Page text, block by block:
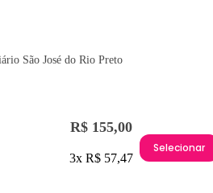
São José do Rio Preto
R$ 155,00
3x R$ 57,47
Selecionar